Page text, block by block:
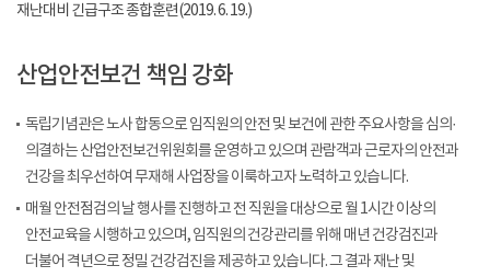
재난대비 긴급구조 종합훈련(2019. 6. 19.)
산업안전보건 책임 강화
독립기념관은 노사 합동으로 임직원의 안전 및 보건에 관한 주요사항을 심의·
의결하는 산업안전보건위원회를 운영하고 있으며 관람객과 근로자의 안전과
건강을 최우선하여 무재해 사업장을 이룩하고자 노력하고 있습니다.
매월 안전점검의 날 행사를 진행하고 전 직원을 대상으로 월 1시간 이상의
안전교육을 시행하고 있으며, 임직원의 건강관리를 위해 매년 건강검진과
더불어 격년으로 정밀 건강검진을 제공하고 있습니다. 그 결과 재난 및